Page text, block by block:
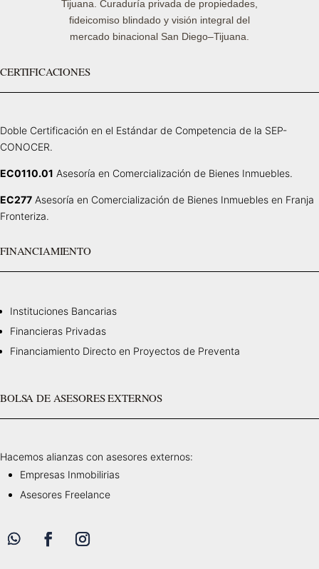
Tijuana. Curaduría privada de propiedades,
fideicomiso blindado y visión integral del
mercado binacional San Diego–Tijuana.
CERTIFICACIONES
Doble Certificación en el Estándar de Competencia de la SEP-
CONOCER.
EC0110.01 Asesoría en Comercialización de Bienes Inmuebles.
EC277 Asesoría en Comercialización de Bienes Inmuebles en Franja
Fronteriza.
FINANCIAMIENTO
Instituciones Bancarias
Financieras Privadas
Financiamiento Directo en Proyectos de Preventa
BOLSA DE ASESORES EXTERNOS
Hacemos alianzas con asesores externos:
Empresas Inmobilirias
Asesores Freelance